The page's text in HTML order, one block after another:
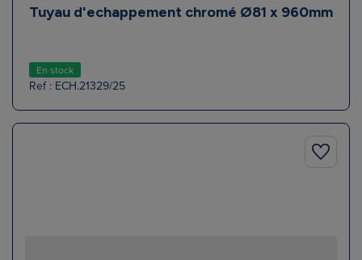
Tuyau d'echappement chromé Ø81 x 960mm
En stock
Ref : ECH.21329/25